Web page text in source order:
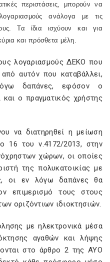
περιστάσεις, μπορούν να
ανάλογα με τις
Τα ίδια ισχύουν και για
και πρόσθετα μέλη.
λογαριασμούς ΔΕΚΟ που
αυτόν που καταβάλλει,
δαπάνες, εφόσον ο
ο πραγματικός χρήστης
να διατηρηθεί η μείωση
16 του ν.4172/2013, στην
χώρων, οι οποίες
της πολυκατοικίας με
οι εν λόγω δαπάνες θα
επιμερισμό τους στους
οριζόντιων ιδιοκτησιών.
με ηλεκτρονικά μέσα
αγαθών και λήψης
στο άρθρο 2 της ΑΥΟ